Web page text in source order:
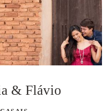
& Flávio